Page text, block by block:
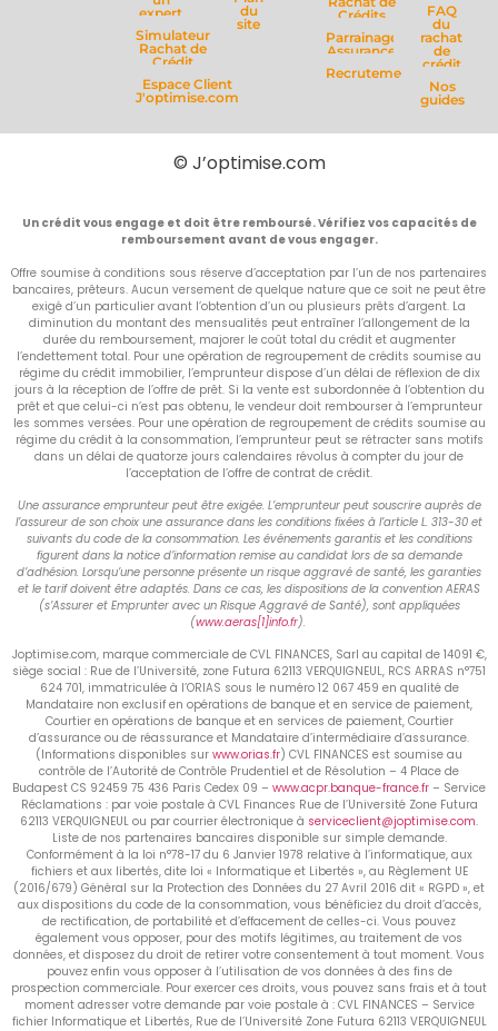
expert
Simulateur
Rachat de
Crédit
Espace Client
J'optimise.com
du
site
Crédits
Parrainage
Assurance
Recrutement
FAQ
du
rachat
de
crédit
Nos
guides
© J’optimise.com
Un crédit vous engage et doit être remboursé. Vérifiez vos capacités de
remboursement avant de vous engager.
Offre soumise à conditions sous réserve d’acceptation par l’un de nos partenaires
bancaires, prêteurs. Aucun versement de quelque nature que ce soit ne peut être
exigé d’un particulier avant l’obtention d’un ou plusieurs prêts d’argent. La
diminution du montant des mensualités peut entraîner l’allongement de la
durée du remboursement, majorer le coût total du crédit et augmenter
l’endettement total. Pour une opération de regroupement de crédits soumise au
régime du crédit immobilier, l’emprunteur dispose d’un délai de réflexion de dix
jours à la réception de l’offre de prêt. Si la vente est subordonnée à l’obtention du
prêt et que celui-ci n’est pas obtenu, le vendeur doit rembourser à l’emprunteur
les sommes versées. Pour une opération de regroupement de crédits soumise au
régime du crédit à la consommation, l’emprunteur peut se rétracter sans motifs
dans un délai de quatorze jours calendaires révolus à compter du jour de
l’acceptation de l’offre de contrat de crédit.
Une assurance emprunteur peut être exigée. L’emprunteur peut souscrire auprès de
l’assureur de son choix une assurance dans les conditions fixées à l’article L. 313-30 et
suivants du code de la consommation. Les événements garantis et les conditions
figurent dans la notice d’information remise au candidat lors de sa demande
d’adhésion. Lorsqu’une personne présente un risque aggravé de santé, les garanties
et le tarif doivent être adaptés. Dans ce cas, les dispositions de la convention AERAS
(s’Assurer et Emprunter avec un Risque Aggravé de Santé), sont appliquées
(www.aeras[1]info.fr).
Joptimise.com, marque commerciale de CVL FINANCES, Sarl au capital de 14091 €,
siège social : Rue de l’Université, zone Futura 62113 VERQUIGNEUL, RCS ARRAS n°751
624 701, immatriculée à l’ORIAS sous le numéro 12 067 459 en qualité de
Mandataire non exclusif en opérations de banque et en service de paiement,
Courtier en opérations de banque et en services de paiement, Courtier
d’assurance ou de réassurance et Mandataire d’intermédiaire d’assurance.
(Informations disponibles sur www.orias.fr) CVL FINANCES est soumise au
contrôle de l’Autorité de Contrôle Prudentiel et de Résolution – 4 Place de
Budapest CS 92459 75 436 Paris Cedex 09 – www.acpr.banque-france.fr – Service
Réclamations : par voie postale à CVL Finances Rue de l’Université Zone Futura
62113 VERQUIGNEUL ou par courrier électronique à serviceclient@joptimise.com.
Liste de nos partenaires bancaires disponible sur simple demande.
Conformément à la loi n°78-17 du 6 Janvier 1978 relative à l’informatique, aux
fichiers et aux libertés, dite loi « Informatique et Libertés », au Règlement UE
(2016/679) Général sur la Protection des Données du 27 Avril 2016 dit « RGPD », et
aux dispositions du code de la consommation, vous bénéficiez du droit d’accès,
de rectification, de portabilité et d’effacement de celles-ci. Vous pouvez
également vous opposer, pour des motifs légitimes, au traitement de vos
données, et disposez du droit de retirer votre consentement à tout moment. Vous
pouvez enfin vous opposer à l’utilisation de vos données à des fins de
prospection commerciale. Pour exercer ces droits, vous pouvez sans frais et à tout
moment adresser votre demande par voie postale à : CVL FINANCES – Service
fichier Informatique et Libertés, Rue de l’Université Zone Futura 62113 VERQUIGNEUL